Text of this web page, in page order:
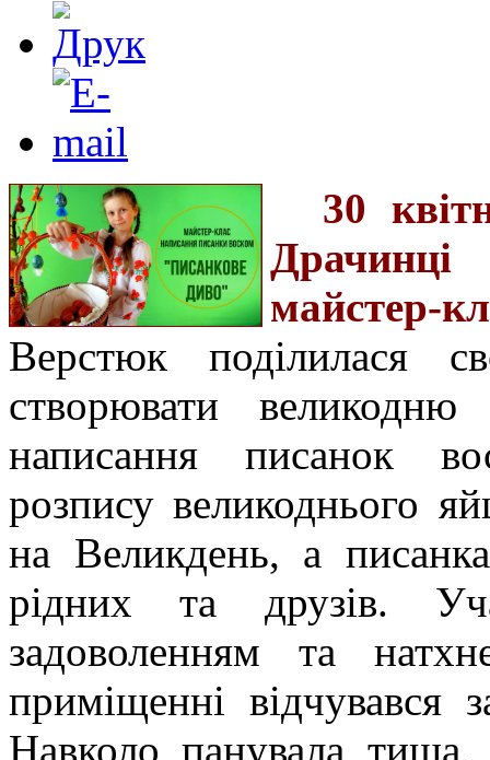
30
майстер-
Верстюк поділилася
створювати
написання писанок
розпису великоднього
на Великдень, а
рідних та друзів.
задоволенням та
приміщенні відчувався
Навколо панувала